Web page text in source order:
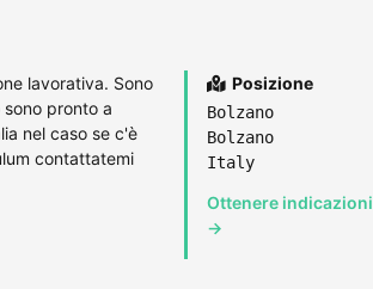
lavorativa. Sono
pronto a
nel caso se c'è
contattatemi
Posizione
Bolzano
Bolzano
Italy
Ottenere indicazioni
→